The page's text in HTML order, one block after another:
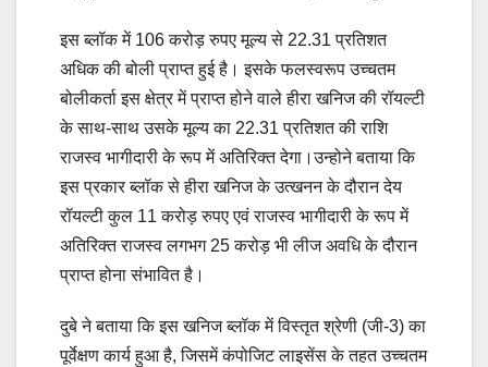
इस ब्लॉक में 106 करोड़ रुपए मूल्य से 22.31 प्रतिशत
अधिक की बोली प्राप्त हुई है। इसके फलस्वरूप उच्चतम
बोलीकर्ता इस क्षेत्र में प्राप्त होने वाले हीरा खनिज की रॉयल्टी
के साथ-साथ उसके मूल्य का 22.31 प्रतिशत की राशि
राजस्व भागीदारी के रूप में अतिरिक्त देगा।उन्होने बताया कि
इस प्रकार ब्लॉक से हीरा खनिज के उत्खनन के दौरान देय
रॉयल्टी कुल 11 करोड़ रुपए एवं राजस्व भागीदारी के रूप में
अतिरिक्त राजस्व लगभग 25 करोड़ भी लीज अवधि के दौरान
प्राप्त होना संभावित है।
दुबे ने बताया कि इस खनिज ब्लॉक में विस्तृत श्रेणी (जी-3) का
पूर्वेक्षण कार्य हुआ है, जिसमें कंपोजिट लाइसेंस के तहत उच्चतम